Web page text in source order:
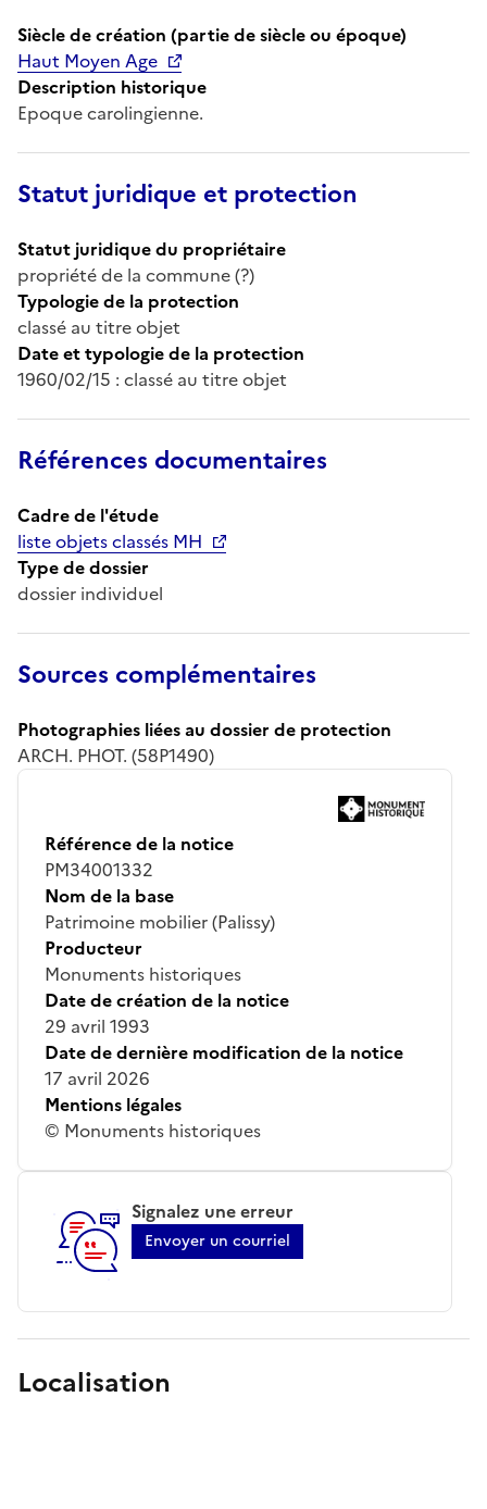
Siècle de création (partie de siècle ou époque)
Haut Moyen Age
Description historique
Epoque carolingienne.
Statut juridique et protection
Statut juridique du propriétaire
propriété de la commune (?)
Typologie de la protection
classé au titre objet
Date et typologie de la protection
1960/02/15 : classé au titre objet
Références documentaires
Cadre de l'étude
liste objets classés MH
Type de dossier
dossier individuel
Sources complémentaires
Photographies liées au dossier de protection
ARCH. PHOT. (58P1490)
Référence de la notice
PM34001332
Nom de la base
Patrimoine mobilier (Palissy)
Producteur
Monuments historiques
Date de création de la notice
29 avril 1993
Date de dernière modification de la notice
17 avril 2026
Mentions légales
© Monuments historiques
Signalez une erreur
Envoyer un courriel
Localisation